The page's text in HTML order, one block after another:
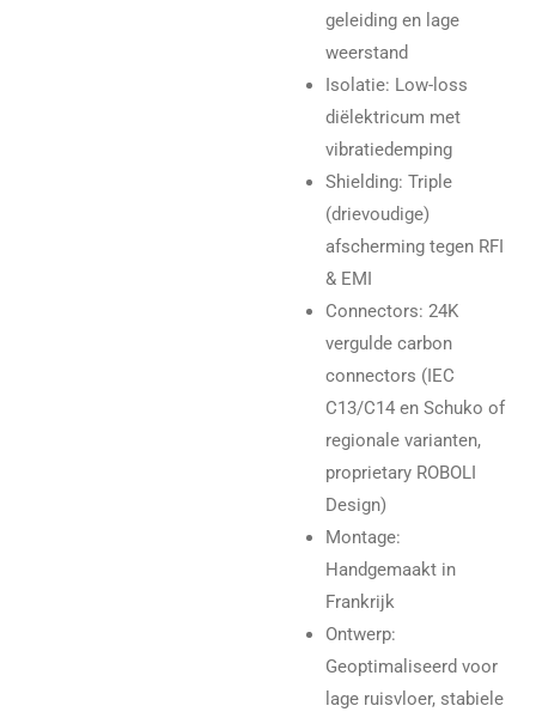
geleiding en lage
weerstand
Isolatie: Low-loss
diëlektricum met
vibratiedemping
Shielding: Triple
(drievoudige)
afscherming tegen RFI
& EMI
Connectors: 24K
vergulde carbon
connectors (IEC
C13/C14 en Schuko of
regionale varianten,
proprietary ROBOLI
Design)
Montage:
Handgemaakt in
Frankrijk
Ontwerp:
Geoptimaliseerd voor
lage ruisvloer, stabiele